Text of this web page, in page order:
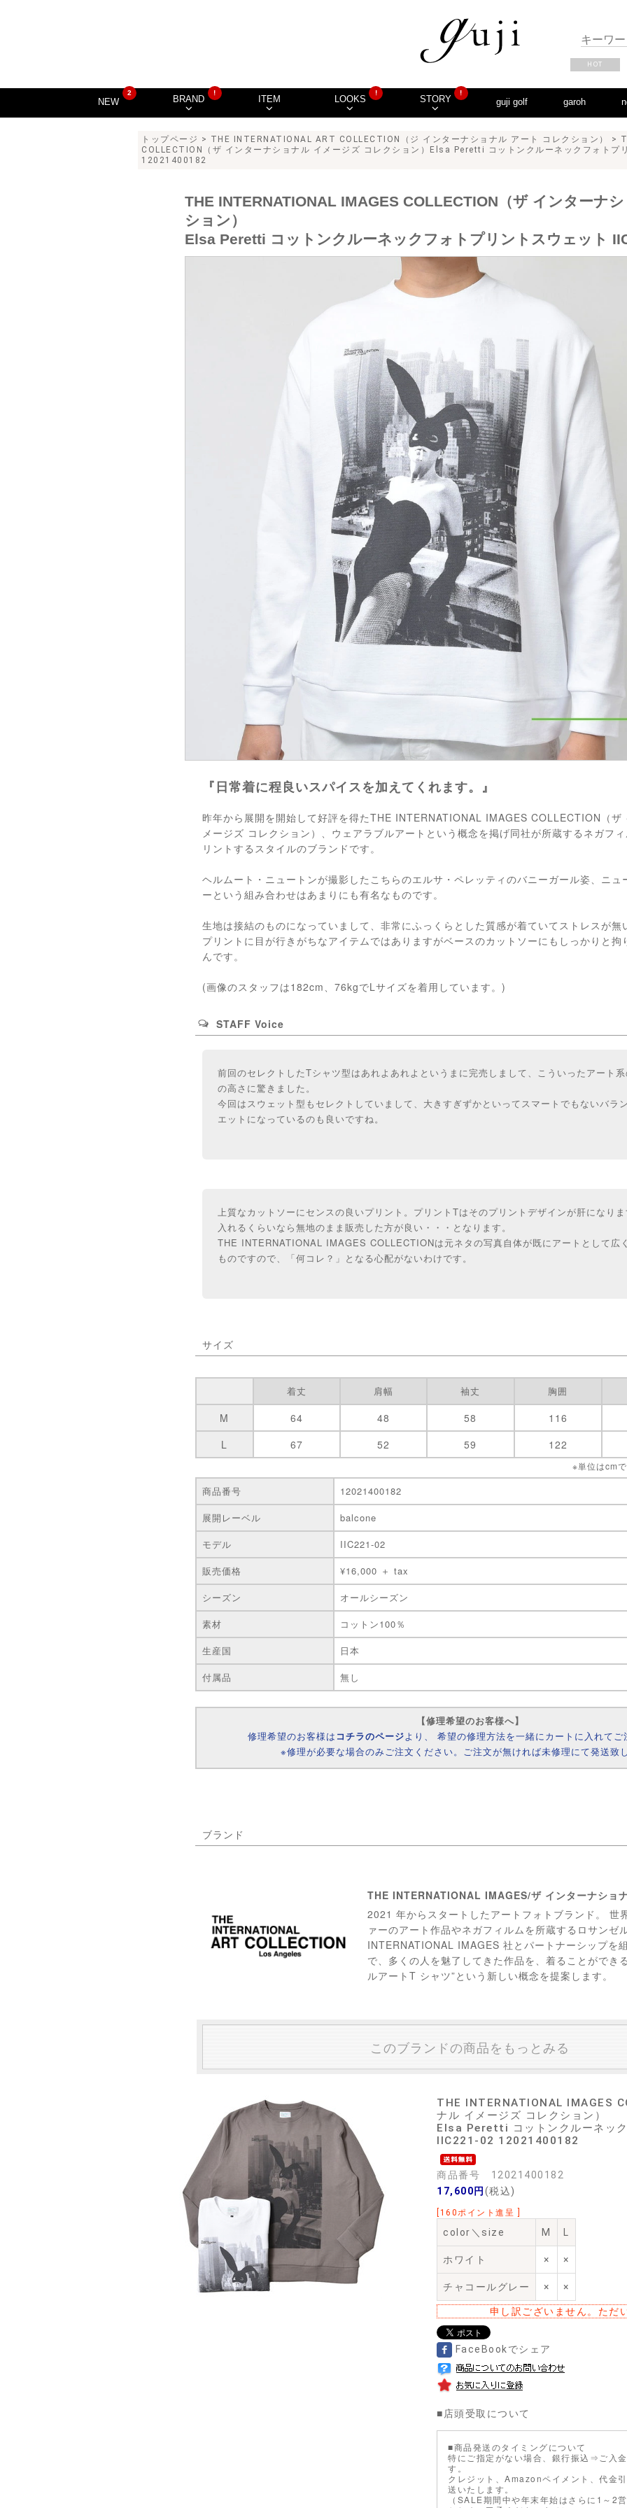
HOT
NEW
2
BRAND
!
ITEM LOOKS
!
STORY
!
guji golf garoh
トップページ > THE INTERNATIONAL ART COLLECTION（ジ インターナショナル アート コレクション）
>
COLLECTION（ザ インターナショナル イメージズ コレクション）Elsa Peretti コットンクルーネックフォトプ
12021400182
『日常着に程良いスパイスを加えてくれます。』
昨年から展開を開始して好評を得たTHE INTERNATIONAL IMAGES COLLECTION（ザ
メージズ コレクション）、ウェアラブルアートという概念を掲げ同社が所蔵するネガフ
リントするスタイルのブランドです。
ヘルムート・ニュートンが撮影したこちらのエルサ・ペレッティのバニーガール姿、ニュ
ーという組み合わせはあまりにも有名なものです。
生地は接結のものになっていまして、非常にふっくらとした質感が着ていてストレスが無
プリントに目が行きがちなアイテムではありますがベースのカットソーにもしっかりと拘
んです。
(画像のスタッフは182cm、76kgでLサイズを着用しています。)
STAFF Voice
前回のセレクトしたTシャツ型はあれよあれよというまに完売しまして、こういったアート
の高さに驚きました。
今回はスウェット型もセレクトしていまして、大きすぎずかといってスマートでもないバラ
エットになっているのも良いですね。
上質なカットソーにセンスの良いプリント。プリントTはそのプリントデザインが肝になり
入れるくらいなら無地のまま販売した方が良い・・・となります。
THE INTERNATIONAL IMAGES COLLECTIONは元ネタの写真自体が既にアートとして広
ものですので、「何コレ？」となる心配がないわけです。
サイズ
着丈 肩幅 袖丈 胸囲
M 64 48 58 116
L
67 52 59 122
※単位はcm
商品番号
12021400182
展開レーベル
balcone
モデル
IIC221-02
販売価格
¥16,000 ＋ tax
シーズン
オールシーズン
素材
コットン100％
生産国
日本
付属品
無し
【修理希望のお客様へ】
修理希望のお客様は コチラのページより、 希望の修理方法を一緒にカートに入れてご
※修理が必要な場合のみご注文ください。ご注文が無ければ未修理にて発送致し
ブランド
THE INTERNATIONAL IMAGES/ザ インターナショ
2021 年からスタートしたアートフォトブランド。 世
ァーのアート作品やネガフィルムを所蔵するロサンゼ
INTERNATIONAL IMAGES 社とパートナーシップを
で、多くの人を魅了してきた作品を、着ることができ
ルアートT シャツ”という新しい概念を提案します。
このブランドの商品をもっとみる
THE INTERNATIONAL IMAGES
ナル イメージズ コレクション）
Elsa Peretti コットンクルーネック
IIC221-02 12021400182
商品番号 12021400182
17,600円 (税込)
[160ポイント進呈 ]
color＼size M L
ホワイト × ×
チャコールグレー × ×
申し訳ございません。ただ
FaceBookでシェア
■店頭受取について
■商品発送のタイミングについて
特にご指定がない場合、銀行振込⇒ご入
す。
クレジット、Amazonペイメント、代金
送いたします。
（SALE期間中や年末年始はさらに1～2